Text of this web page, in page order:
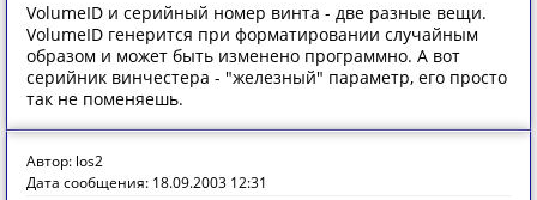
VolumeID и серийный номер винта - две разные вещи.
VolumeID генерится при форматировании случайным
образом и может быть изменено программно. А вот
серийник винчестера - "железный" параметр, его просто
так не поменяешь.
Автор: los2
Дата сообщения: 18.09.2003 12:31